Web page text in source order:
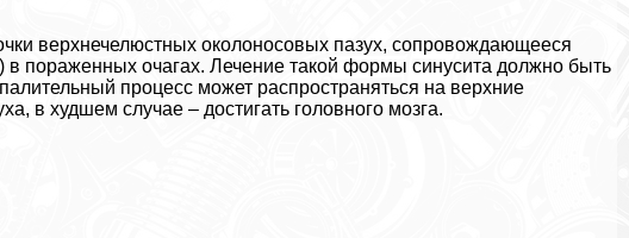
верхнечелюстных околоносовых пазух, сопровождающееся
в пораженных очагах. Лечение такой формы синусита должно быть
процесс может распространяться на верхние
в худшем случае – достигать головного мозга.